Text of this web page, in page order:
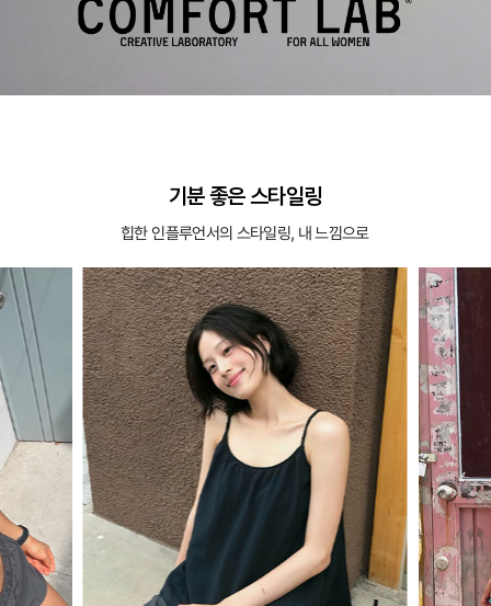
기분 좋은 스타일링
힙한 인플루언서의 스타일링, 내 느낌으로